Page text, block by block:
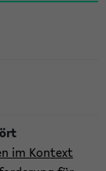
im Kontext